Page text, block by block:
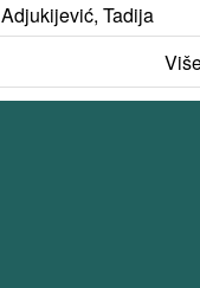
Adjukijević, Tadija